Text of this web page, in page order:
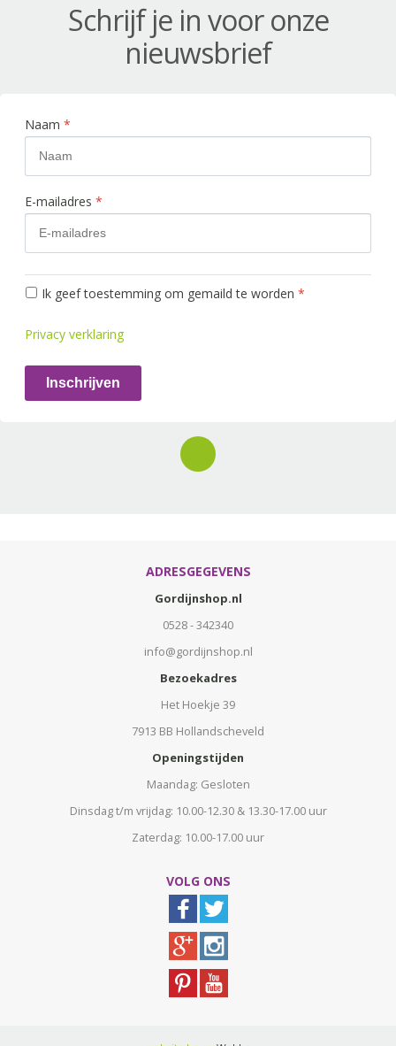
Schrijf je in voor onze
nieuwsbrief
Naam *
E-mailadres *
Ik geef toestemming om gemaild te worden *
Privacy verklaring
Inschrijven
ADRESGEGEVENS
Gordijnshop.nl
0528 - 342340
info@gordijnshop.nl
Bezoekadres
Het Hoekje 39
7913 BB Hollandscheveld
Openingstijden
Maandag: Gesloten
Dinsdag t/m vrijdag: 10.00-12.30 & 13.30-17.00 uur
Zaterdag: 10.00-17.00 uur
VOLG ONS